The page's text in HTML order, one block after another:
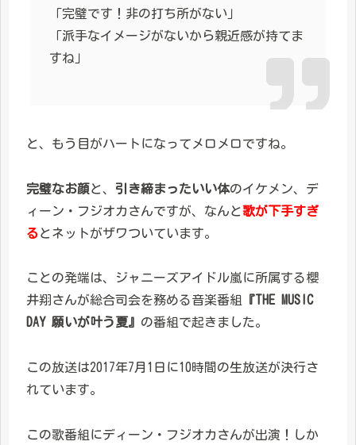
「完璧です！非の打ち所がない」
「派手なイメージがないから親近感が持てま
すね」
と、もう目がハートになってメロメロですね。
完璧なお顔と、 引き締まったいい体のイケメン、デ
ィーン・フジオカさんですが、なんと歌が下手すぎ
る とネットがザワついています。
ことの発端は、ジャニーズアイドル嵐に所属する櫻
井翔さんが総合司会を務める音楽番組
『THE MUSIC
DAY 願いが叶う夏』 の番組で起きました。
この放送は2017年7月1日に10時間の生放送が決行さ
れています。
この歌番組にディーン・フジオカさんが出演！しか